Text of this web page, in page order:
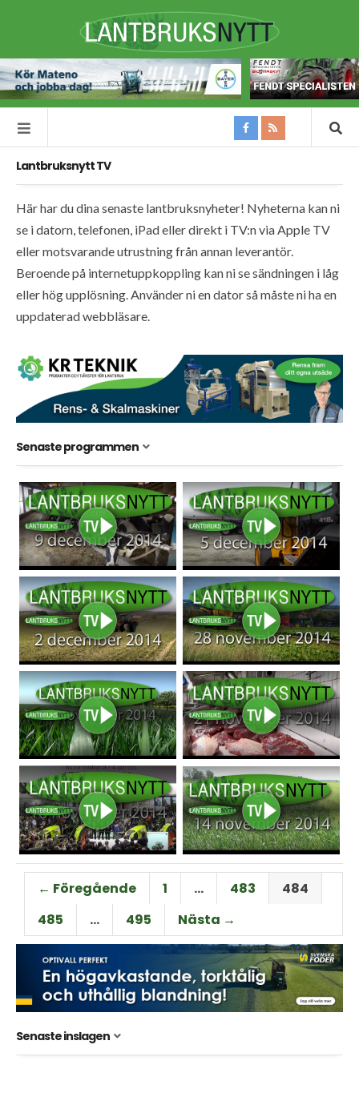
Lantbruksnytt TV
Här har du dina senaste lantbruksnyheter! Nyheterna kan ni
se i datorn, telefonen, iPad eller direkt i TV:n via Apple TV
eller motsvarande utrustning från annan leverantör.
Beroende på internetuppkoppling kan ni se sändningen i låg
eller hög upplösning. Använder ni en dator så måste ni ha en
uppdaterad webbläsare.
Senaste programmen
← Föregående 1 … 483
484
485
… 495 Nästa →
Senaste inslagen